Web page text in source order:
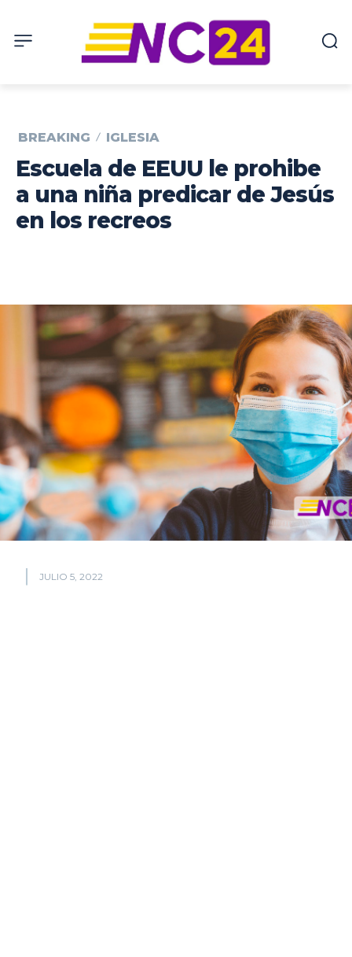
BREAKING IGLESIA
Escuela de EEUU le prohibe
a una niña predicar de Jesús
en los recreos
JULIO 5, 2022